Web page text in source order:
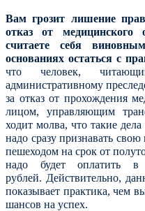
Вам грозит лишение
отказ от медицинского
считаете себя
основаниях остаться с
что человек,
административному
за отказ от прохождения
лицом, управляющим
ходит молва, что такие
надо сразу признавать
пешеходом на срок от
надо будет оплатить
рублей. Действительно,
показывает практика, чем
шансов на успех.